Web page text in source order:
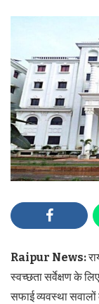
Raipur News:
स्वच्छता सर्वेक्षण के
सफाई व्यवस्था